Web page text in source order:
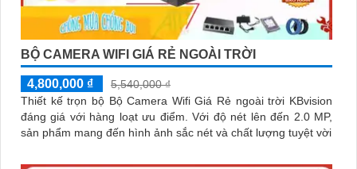
BỘ CAMERA WIFI GIÁ RẺ NGOÀI TRỜI
4,800,000 ₫
5,540,000 ₫
Thiết kế trọn bộ Bộ Camera Wifi Giá Rẻ ngoài trời KBvision
đáng giá với hàng loạt ưu điểm. Với độ nét lên đến 2.0 MP,
sản phẩm mang đến hình ảnh sắc nét và chất lượng tuyệt vời